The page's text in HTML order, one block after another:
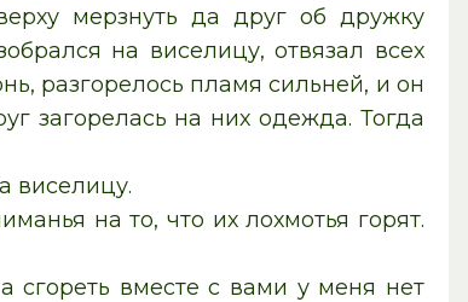
мерзнуть да друг об дружку
на виселицу, отвязал всех
разгорелось пламя сильней, и он
загорелась на них одежда. Тогда
виселицу.
на то, что их лохмотья горят.
сгореть вместе с вами у меня нет